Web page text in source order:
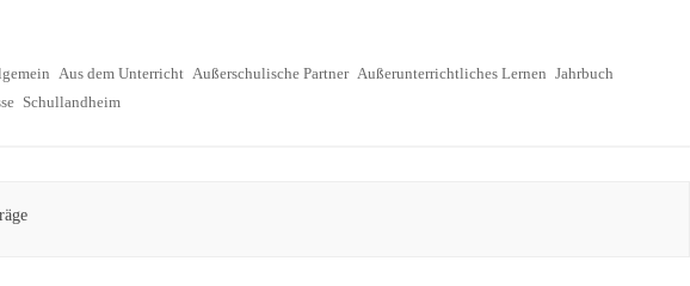
Aus dem Unterricht Außerschulische Partner Außerunterrichtliches Lernen Jahrbuch
Schullandheim